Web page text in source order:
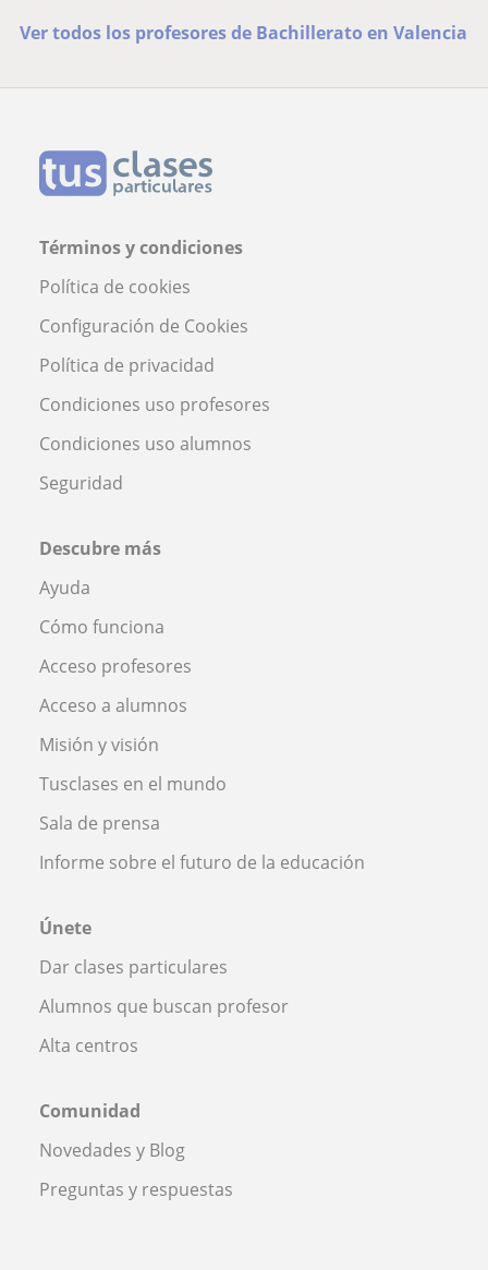
Ver todos los profesores de Bachillerato en Valencia
Términos y condiciones
Política de cookies
Configuración de Cookies
Política de privacidad
Condiciones uso profesores
Condiciones uso alumnos
Seguridad
Descubre más
Ayuda
Cómo funciona
Acceso profesores
Acceso a alumnos
Misión y visión
Tusclases en el mundo
Sala de prensa
Informe sobre el futuro de la educación
Únete
Dar clases particulares
Alumnos que buscan profesor
Alta centros
Comunidad
Novedades y Blog
Preguntas y respuestas